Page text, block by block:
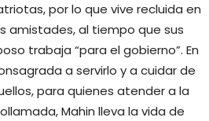
por lo que vive recluida en
amistades, al tiempo que sus
trabaja “para el gobierno”. En
a servirlo y a cuidar de
para quienes atender a la
Mahin lleva la vida de